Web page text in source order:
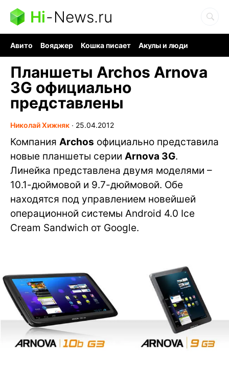
Hi-News.ru
Авито Вояджер Кошка писает
Акулы и люди
Планшеты Archos Arnova
3G официально
представлены
Николай Хижняк ∙ 25.04.2012
Компания Archos официально представила
новые планшеты серии Arnova 3G.
Линейка представлена двумя моделями –
10.1-дюймовой и 9.7-дюймовой. Обе
находятся под управлением новейшей
операционной системы Android 4.0 Ice
Cream Sandwich от Google.